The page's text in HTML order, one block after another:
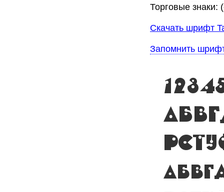
Торговые знаки:
Скачать шрифт
Запомнить